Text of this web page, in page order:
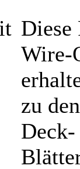
Diese
Wire-
zu